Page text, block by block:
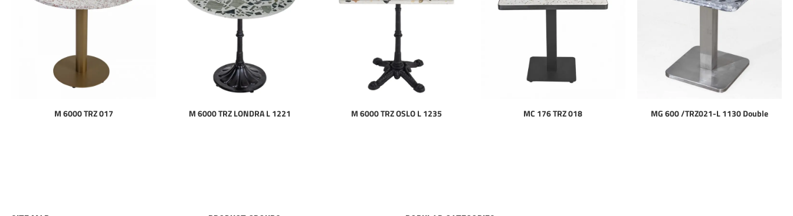
M 6000 TRZ 017 M 6000 TRZ LONDRA L 1221 M 6000 TRZ OSLO L 1235 MC 176 TRZ 018 MG 600 /TRZ021-L 1130 Double